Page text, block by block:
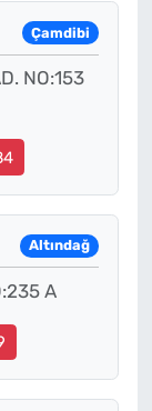
Çamdibi
NO:153
Altındağ
A